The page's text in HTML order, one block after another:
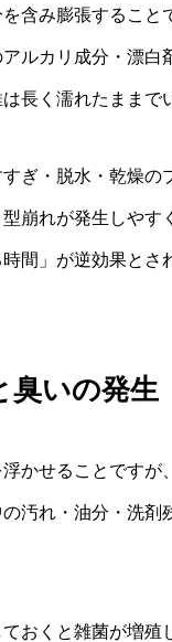
含み膨張するこ
ルカリ成分・漂白
長く濡れたままで
ぎ・脱水・乾燥
崩れが発生しや
間」が逆効果とさ
臭いの発生
かせることです
汚れ・油分・洗
おくと雑菌が増